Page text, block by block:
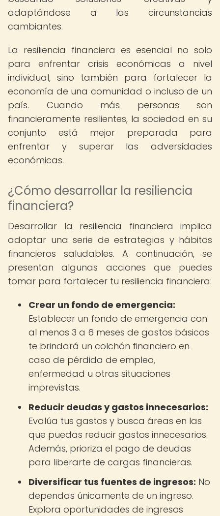
adaptándose a las circunstancias
cambiantes.
La resiliencia financiera es esencial no solo
para enfrentar crisis económicas a nivel
individual, sino también para fortalecer la
economía de una comunidad o incluso de un
país. Cuando más personas son
financieramente resilientes, la sociedad en su
conjunto está mejor preparada para
enfrentar y superar las adversidades
económicas.
¿Cómo desarrollar la resiliencia
financiera?
Desarrollar la resiliencia financiera implica
adoptar una serie de estrategias y hábitos
financieros saludables. A continuación, se
presentan algunas acciones que puedes
tomar para fortalecer tu resiliencia financiera:
Crear un fondo de emergencia:
Establecer un fondo de emergencia con
al menos 3 a 6 meses de gastos básicos
te brindará un colchón financiero en
caso de pérdida de empleo,
enfermedad u otras situaciones
imprevistas.
Reducir deudas y gastos innecesarios:
Evalúa tus gastos y busca áreas en las
que puedas reducir gastos innecesarios.
Además, prioriza el pago de deudas
para liberarte de cargas financieras.
Diversificar tus fuentes de ingresos: No
dependas únicamente de un ingreso.
Explora oportunidades de ingresos